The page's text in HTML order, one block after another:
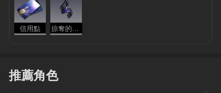
信用點 掠奪的本能
推薦角色